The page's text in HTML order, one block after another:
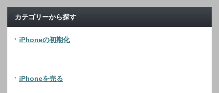
カテゴリーから探す
iPhoneの初期化
iPhoneを売る